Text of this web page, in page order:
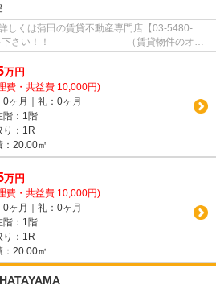
しくは蒲田の賃貸不動産専門店【03-5480-
連絡下さい！！ （賃貸物件のオス
...
万円
費・共益費 10,000円)
0ヶ月｜礼：0ヶ月
階：1階
り：1R
：20.00㎡
万円
費・共益費 10,000円)
0ヶ月｜礼：0ヶ月
階：1階
り：1R
：20.00㎡